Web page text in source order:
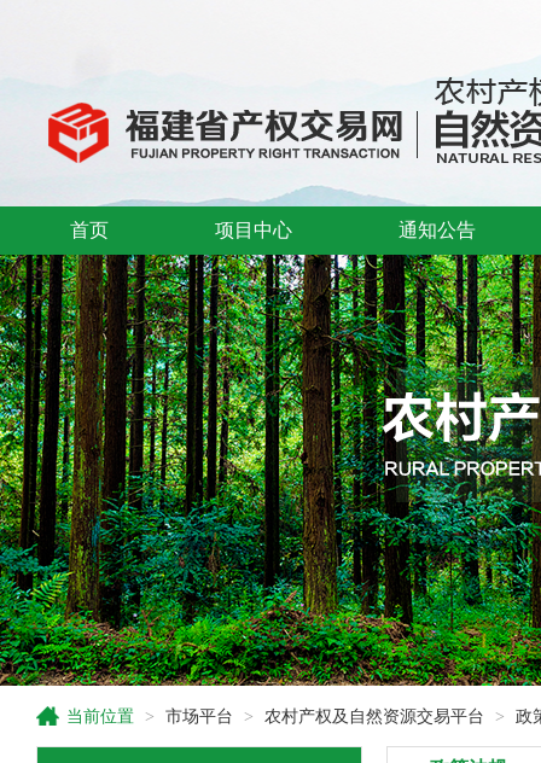
首页 项目中心 通知公告
当前位置 > 市场平台 > 农村产权及自然资源交易平台 > 政